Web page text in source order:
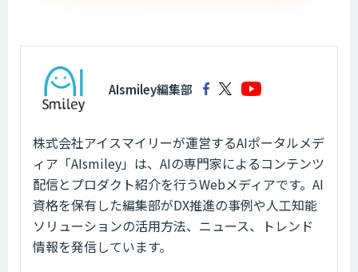
AIsmiley編集部
株式会社アイスマイリーが運営するAIポータルメデ
ィア「AIsmiley」は、AIの専門家によるコンテンツ
配信とプロダクト紹介を行うWebメディアです。AI
資格を保有した編集部がDX推進の事例や人工知能
ソリューションの活用方法、ニュース、トレンド
情報を発信しています。